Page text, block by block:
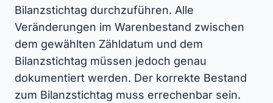
Bilanzstichtag durchzuführen. Alle
Veränderungen im Warenbestand zwischen
dem gewählten Zähldatum und dem
Bilanzstichtag müssen jedoch genau
dokumentiert werden. Der korrekte Bestand
zum Bilanzstichtag muss errechenbar sein.